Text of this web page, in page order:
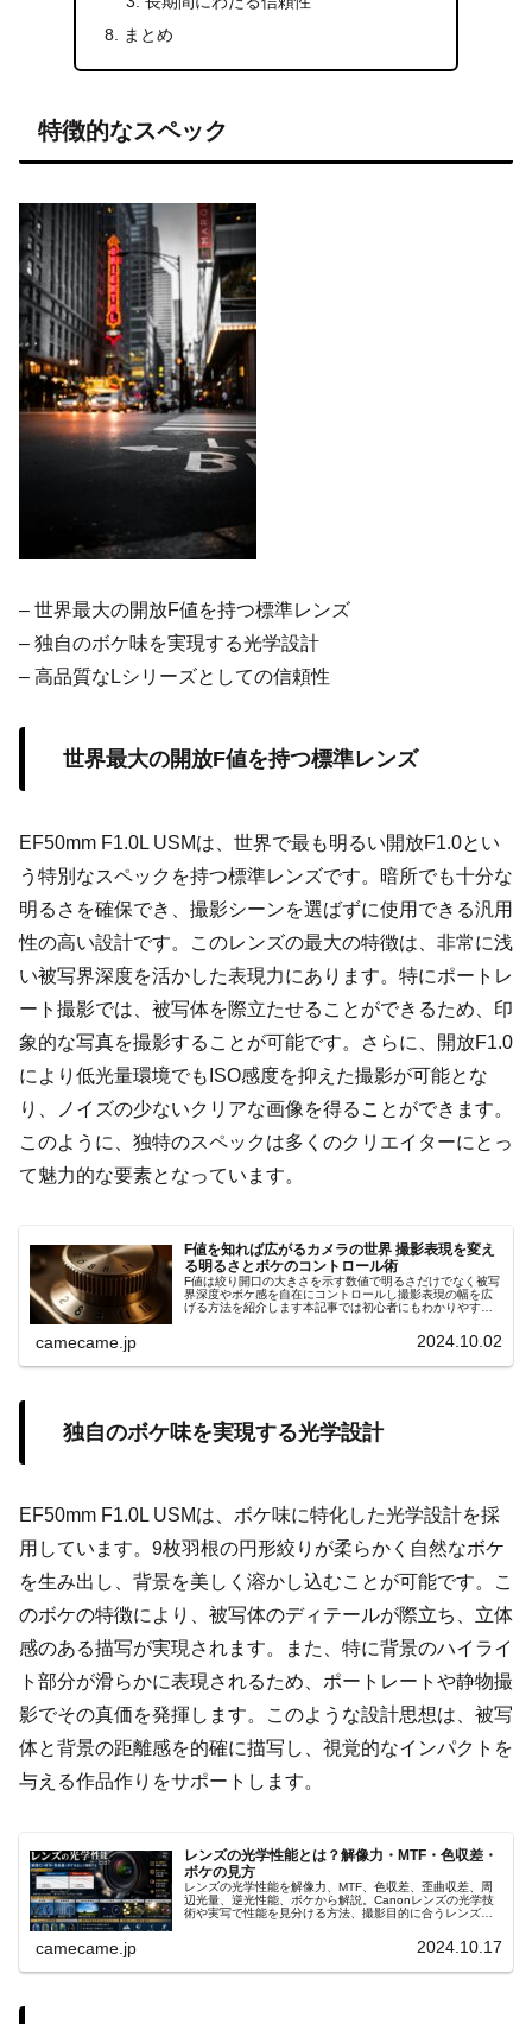
まとめ
特徴的なスペック
– 世界最大の開放F値を持つ標準レンズ
– 独自のボケ味を実現する光学設計
– 高品質なLシリーズとしての信頼性
世界最大の開放F値を持つ標準レンズ
EF50mm F1.0L USMは、世界で最も明るい開放F1.0とい
う特別なスペックを持つ標準レンズです。暗所でも十分な
明るさを確保でき、撮影シーンを選ばずに使用できる汎用
性の高い設計です。このレンズの最大の特徴は、非常に浅
い被写界深度を活かした表現力にあります。特にポートレ
ート撮影では、被写体を際立たせることができるため、印
象的な写真を撮影することが可能です。さらに、開放F1.0
により低光量環境でもISO感度を抑えた撮影が可能とな
り、ノイズの少ないクリアな画像を得ることができます。
このように、独特のスペックは多くのクリエイターにとっ
て魅力的な要素となっています。
F値を知れば広がるカメラの世界 撮影表現を変え
る明るさとボケのコントロール術
F値は絞り開口の大きさを示す数値で明るさだけでなく被写
界深度やボケ感を自在にコントロールし撮影表現の幅を広
げる方法を紹介します本記事では初心者にもわかりやすい
camecame.jp 2024.10.02
独自のボケ味を実現する光学設計
EF50mm F1.0L USMは、ボケ味に特化した光学設計を採
用しています。9枚羽根の円形絞りが柔らかく自然なボケ
を生み出し、背景を美しく溶かし込むことが可能です。こ
のボケの特徴により、被写体のディテールが際立ち、立体
感のある描写が実現されます。また、特に背景のハイライ
ト部分が滑らかに表現されるため、ポートレートや静物撮
影でその真価を発揮します。このような設計思想は、被写
体と背景の距離感を的確に描写し、視覚的なインパクトを
与える作品作りをサポートします。
レンズの光学性能とは？解像力・MTF・色収差・
ボケの見方
レンズの光学性能を解像力、MTF、色収差、歪曲収差、周
辺光量、逆光性能、ボケから解説。Canonレンズの光学技
術や実写で性能を見分ける方法、撮影目的に合うレンズ選
camecame.jp 2024.10.17